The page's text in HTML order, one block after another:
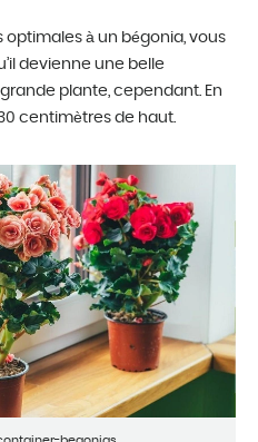
optimales à un bégonia, vous
devienne une belle
plante, cependant. En
centimètres de haut.